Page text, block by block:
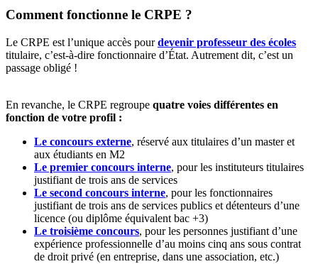
Comment fonctionne le CRPE ?
Le CRPE est l’unique accès pourdevenir professeur des écoles
titulaire, c’est-à-dire fonctionnaire d’État. Autrement dit, c’est un
passage obligé !
En revanche, le CRPE regroupe quatre voies différentes en
fonction de votre profil :
Le concours externe, réservé aux titulaires d’un master et
aux étudiants en M2
Le premier concours interne, pour les instituteurs titulaires
justifiant de trois ans de services
Le second concours interne, pour les fonctionnaires
justifiant de trois ans de services publics et détenteurs d’une
licence (ou diplôme équivalent bac +3)
Le troisième concours, pour les personnes justifiant d’une
expérience professionnelle d’au moins cinq ans sous contrat
de droit privé (en entreprise, dans une association, etc.)